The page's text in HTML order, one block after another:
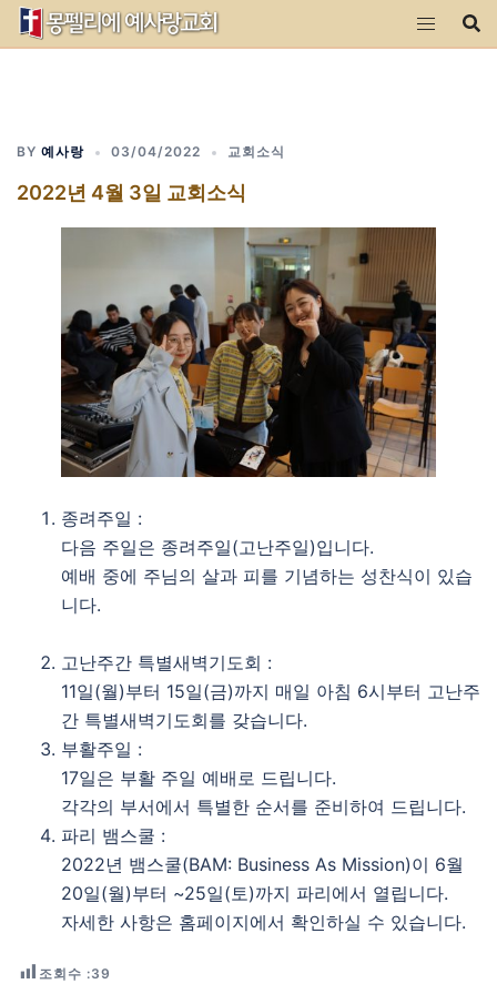
Skip
BY 예사랑 03/04/2022 교회소식
2022년 4월 3일 교회소식
종려주일 :
다음 주일은 종려주일(고난주일)입니다.
예배 중에 주님의 살과 피를 기념하는 성찬식이 있습
니다.
고난주간 특별새벽기도회 :
11일(월)부터 15일(금)까지 매일 아침 6시부터 고난주
간 특별새벽기도회를 갖습니다.
부활주일 :
17일은 부활 주일 예배로 드립니다.
각각의 부서에서 특별한 순서를 준비하여 드립니다.
파리 뱀스쿨 :
2022년 뱀스쿨(BAM: Business As Mission)이 6월
20일(월)부터 ~25일(토)까지 파리에서 열립니다.
자세한 사항은 홈페이지에서 확인하실 수 있습니다.
조회수 :39